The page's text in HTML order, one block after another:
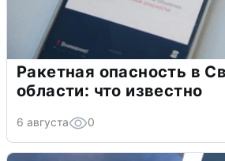
Ракетная опасность в
области: что известно
6 августа 0